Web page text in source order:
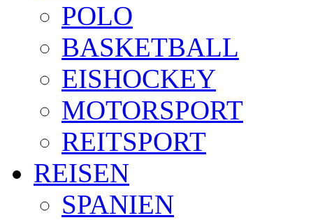
POLO
BASKETBALL
EISHOCKEY
MOTORSPORT
REITSPORT
REISEN
SPANIEN